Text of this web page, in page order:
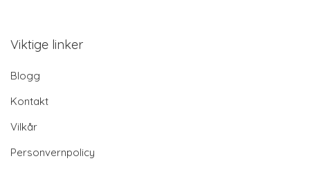
Viktige linker
Blogg
Kontakt
Vilkår
Personvernpolicy